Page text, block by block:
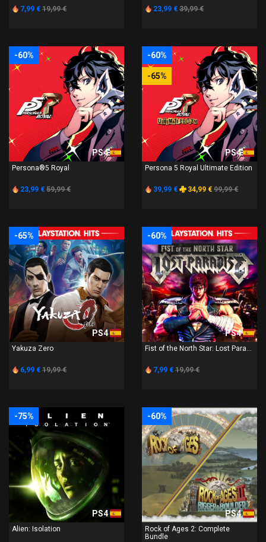
7,99 € 19,99 € 23,99 € 39,99 €
-60%
PS4
Persona®5 Royal
23,99 € 59,99 €
-60%
-65%
PS4
Persona 5 Royal Ultimate Edition
39,99 € 34,99 € 99,99 €
-65%
PS4
Yakuza Zero
6,99 € 19,99 €
-60%
PS4
Fist of the North Star: Lost Para...
7,99 € 19,99 €
-75%
PS4
Alien: Isolation
-60%
PS4
Rock of Ages 2: Complete
Bundle